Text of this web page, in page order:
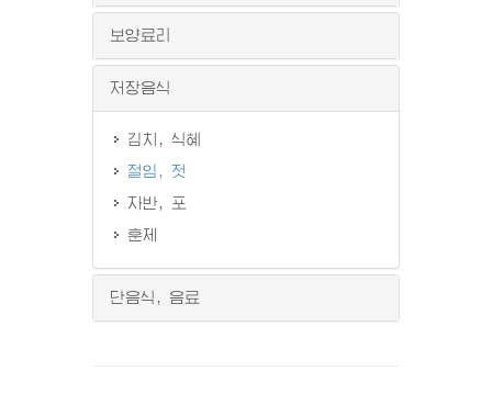
보양료리
저장음식
김치, 식혜
절임, 젓
자반, 포
훈제
단음식, 음료